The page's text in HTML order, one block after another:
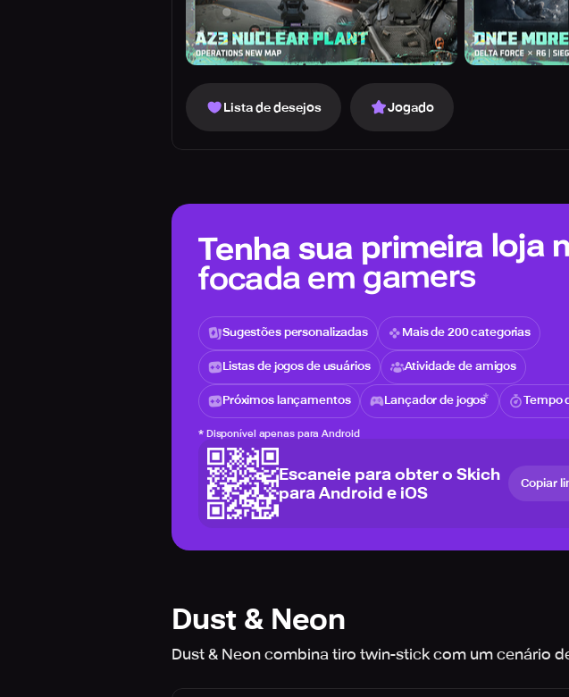
Lista de desejos Jogado
Tenha sua primeira loja
focada em gamers
Sugestões personalizadas Mais de 200 categorias
Listas de jogos de usuários Atividade de amigos
Próximos lançamentos Lançador de jogos Tempo
* Disponível apenas para Android
Escaneie para obter o Skich
para Android e iOS
Copiar
Dust & Neon
Dust & Neon combina tiro twin-stick com um cenário